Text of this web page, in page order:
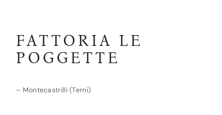
FATTORIA LE
POGGETTE
– Montecastrilli (Terni)